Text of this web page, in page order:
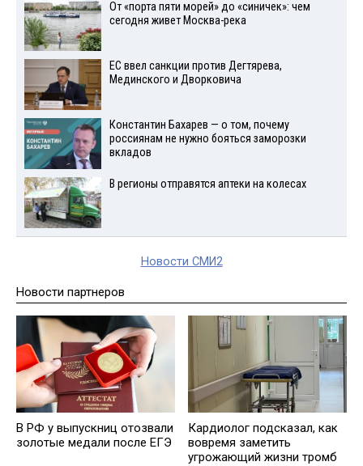
От «порта пяти морей» до «синичек»: чем
сегодня живет Москва-река
ЕС ввел санкции против Дегтярева,
Мединского и Дворковича
Константин Бахарев — о том, почему
россиянам не нужно бояться заморозки
вкладов
В регионы отправятся аптеки на колесах
Новости СМИ2
Новости партнеров
В РФ у выпускниц отозвали
золотые медали после ЕГЭ
Кардиолог подсказал, как
вовремя заметить
угрожающий жизни тромб